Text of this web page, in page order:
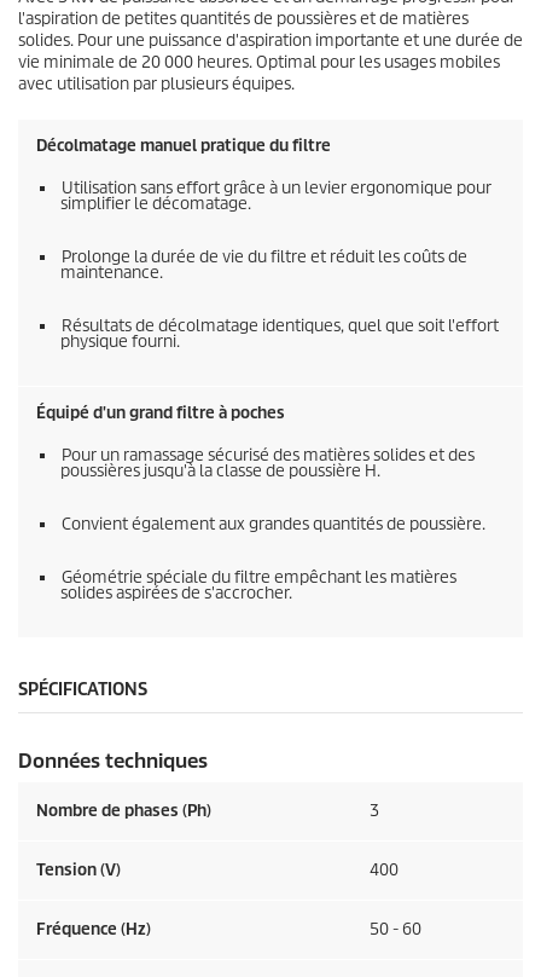
l'aspiration de petites quantités de poussières et de matières
solides. Pour une puissance d'aspiration importante et une durée de
vie minimale de 20 000 heures. Optimal pour les usages mobiles
avec utilisation par plusieurs équipes.
Décolmatage manuel pratique du filtre
Utilisation sans effort grâce à un levier ergonomique pour
simplifier le décomatage.
Prolonge la durée de vie du filtre et réduit les coûts de
maintenance.
Résultats de décolmatage identiques, quel que soit l'effort
physique fourni.
Équipé d'un grand filtre à poches
Pour un ramassage sécurisé des matières solides et des
poussières jusqu'à la classe de poussière H.
Convient également aux grandes quantités de poussière.
Géométrie spéciale du filtre empêchant les matières
solides aspirées de s'accrocher.
SPÉCIFICATIONS
Données techniques
Nombre de phases (Ph) 3
Tension (V) 400
Fréquence (Hz) 50 - 60